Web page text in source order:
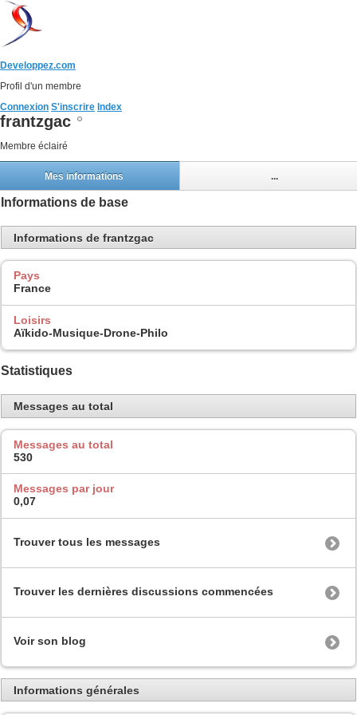
Developpez.com
Profil d'un membre
Connexion S'inscrire Index
frantzgac
Membre éclairé
Mes informations ...
Informations de base
Informations de frantzgac
Pays
France
Loisirs
Aïkido-Musique-Drone-Philo
Statistiques
Messages au total
Messages au total
530
Messages par jour
0,07
Trouver tous les messages
Trouver les dernières discussions commencées
Voir son blog
Informations générales